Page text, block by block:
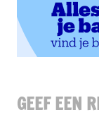
GEEF EEN